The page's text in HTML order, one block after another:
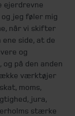
ejerdrevne
jeg føler mig
når vi skifter
side, at de
og
på den anden
værktøjer
moms,
jura,
stærke